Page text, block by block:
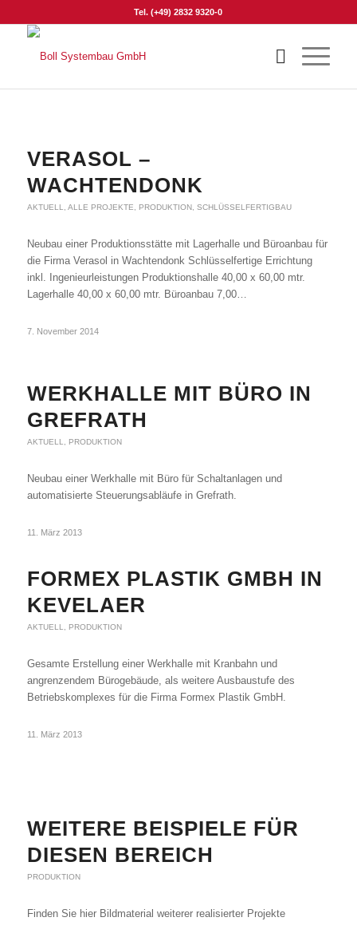
Tel. (+49) 2832 9320-0
VERASOL –
WACHTENDONK
AKTUELL ALLE PROJEKTE PRODUKTION, SCHLÜSSELFERTIGBAU
Neubau einer Produktionsstätte mit Lagerhalle und Büroanbau für
die Firma Verasol in Wachtendonk Schlüsselfertige Errichtung
inkl. Ingenieurleistungen Produktionshalle 40,00 x 60,00 mtr.
Lagerhalle 40,00 x 60,00 mtr. Büroanbau 7,00…
7. November 2014
WERKHALLE MIT BÜRO IN
GREFRATH
AKTUELL PRODUKTION
Neubau einer Werkhalle mit Büro für Schaltanlagen und
automatisierte Steuerungsabläufe in Grefrath.
11. März 2013
FORMEX PLASTIK GMBH IN
KEVELAER
AKTUELL PRODUKTION
Gesamte Erstellung einer Werkhalle mit Kranbahn und
angrenzendem Bürogebäude, als weitere Ausbaustufe des
Betriebskomplexes für die Firma Formex Plastik GmbH.
11. März 2013
WEITERE BEISPIELE FÜR
DIESEN BEREICH
PRODUKTION
Finden Sie hier Bildmaterial weiterer realisierter Projekte